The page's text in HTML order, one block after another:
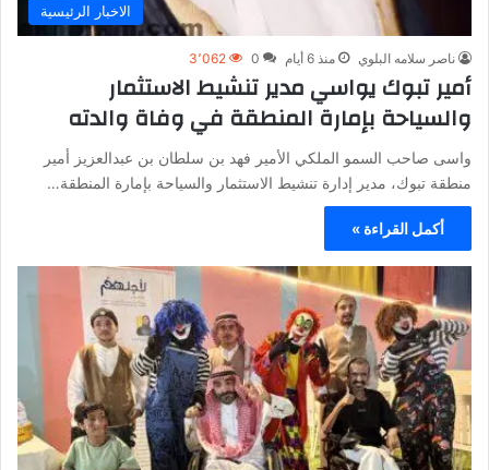
الاخبار الرئيسية
ناصر سلامه البلوي منذ 6 أيام 0 3٬062
أمير تبوك يواسي مدير تنشيط الاستثمار
والسياحة بإمارة المنطقة في وفاة والدته
واسى صاحب السمو الملكي الأمير فهد بن سلطان بن عبدالعزيز أمير
منطقة تبوك، مدير إدارة تنشيط الاستثمار والسياحة بإمارة المنطقة…
أكمل القراءة »